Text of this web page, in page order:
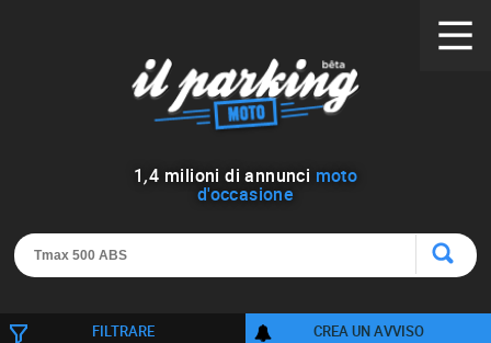
1,4 milioni di annunci moto
d'occasione
FILTRARE CREA UN AVVISO